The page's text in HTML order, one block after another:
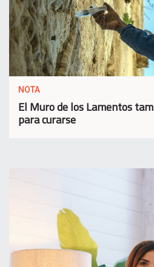
NOTA
El Muro de los Lamentos
para curarse